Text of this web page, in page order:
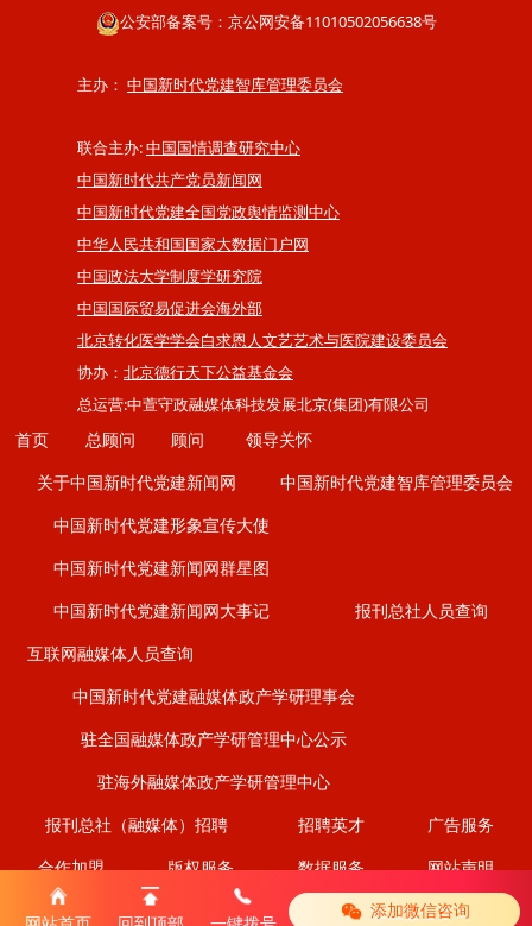
公安部备案号：京公网安备11010502056638号
主办： 中国新时代党建智库管理委员会
联合主办: 中国国情调查研究中心
中国新时代共产党员新闻网
中国新时代党建全国党政舆情监测中心
中华人民共和国国家大数据门户网
中国政法大学制度学研究院
中国国际贸易促进会海外部
北京转化医学学会白求恩人文艺艺术与医院建设委员会
协办： 北京德行天下公益基金会
总运营:中萱守政融媒体科技发展北京(集团)有限公司
首页 总顾问 顾问 领导关怀
关于中国新时代党建新闻网 中国新时代党建智库管理委员会
中国新时代党建形象宣传大使
中国新时代党建新闻网群星图
中国新时代党建新闻网大事记 报刊总社人员查询
互联网融媒体人员查询
中国新时代党建融媒体政产学研理事会
驻全国融媒体政产学研管理中心公示
驻海外融媒体政产学研管理中心
报刊总社（融媒体）招聘 招聘英才 广告服务
合作加盟 版权服务 数据服务 网站声明
网站律师公示 联系我们 严正声明
添加微信咨询